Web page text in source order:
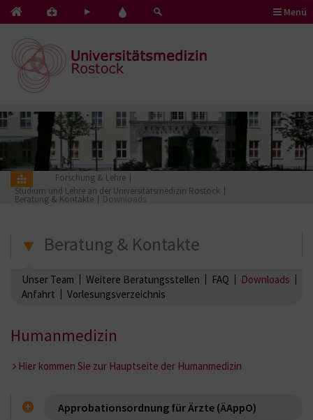
Kontakt
Notfälle
Pflege
Herz
Blut
Menü
Forschung & Lehre
Studium und Lehre an der Universitätsmedizin Rostock
Beratung & Kontakte Downloads
Beratung & Kontakte
Unser Team Weitere Beratungsstellen FAQ
Downloads
Anfahrt
Vorlesungsverzeichnis
Humanmedizin
Hier kommen Sie zur Hauptseite der Humanmedizin
Approbationsordnung für Ärzte (ÄAppO)